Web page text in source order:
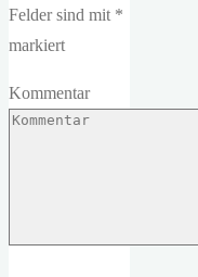
Felder sind mit *
markiert
Kommentar